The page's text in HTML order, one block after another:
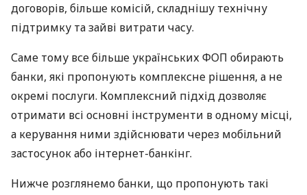
договорів, більше комісій, складнішу технічну
підтримку та зайві витрати часу.
Саме тому все більше українських ФОП обирають
банки, які пропонують комплексне рішення, а не
окремі послуги. Комплексний підхід дозволяє
отримати всі основні інструменти в одному місці,
а керування ними здійснювати через мобільний
застосунок або інтернет-банкінг.
Нижче розглянемо банки, що пропонують такі